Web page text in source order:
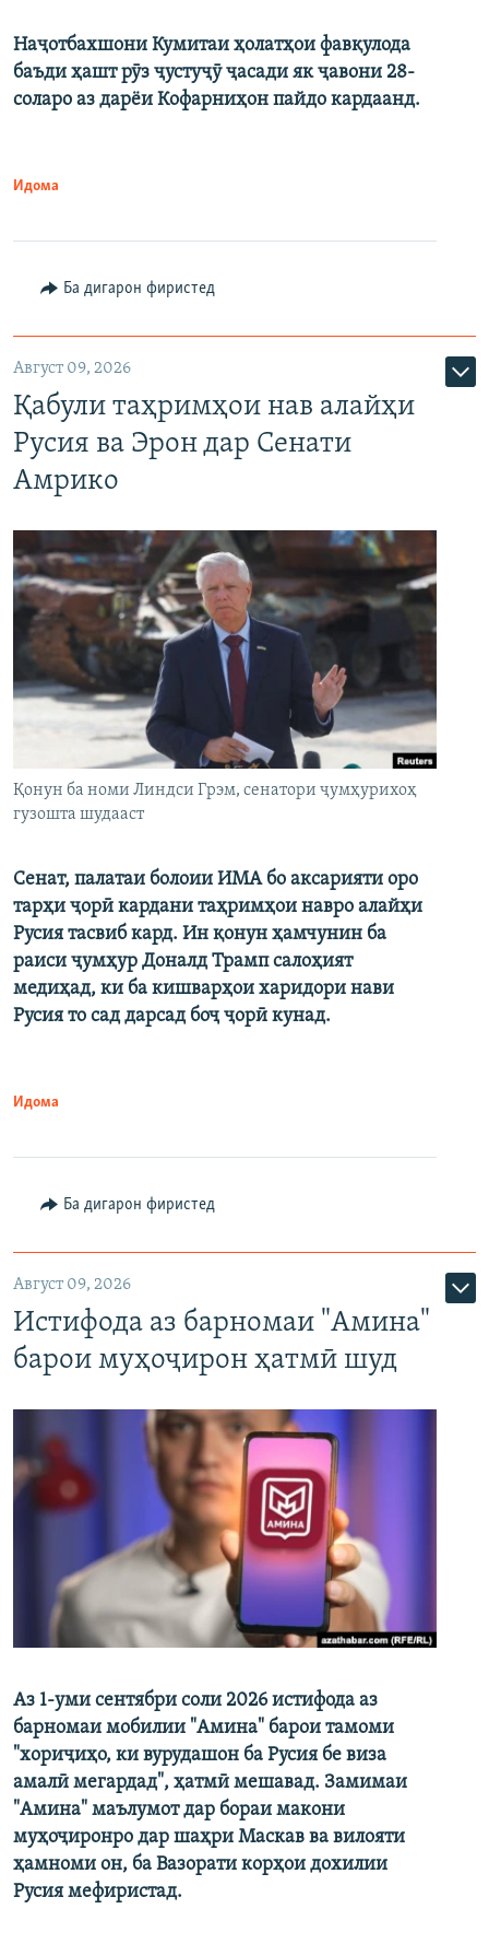
Наҷотбахшони Кумитаи ҳолатҳои фавқулода
баъди ҳашт рӯз ҷустуҷӯ ҷасади як ҷавони 28-
соларо аз дарёи Кофарниҳон пайдо кардаанд.
Идома
Ба дигарон фиристед
Август 09, 2026
Қабули таҳримҳои нав алайҳи
Русия ва Эрон дар Сенати
Амрико
Қонун ба номи Линдси Грэм, сенатори ҷумҳурихоҳ
гузошта шудааст
Сенат, палатаи болоии ИМА бо аксарияти оро
тарҳи ҷорӣ кардани таҳримҳои навро алайҳи
Русия тасвиб кард. Ин қонун ҳамчунин ба
раиси ҷумҳур Доналд Трамп салоҳият
медиҳад, ки ба кишварҳои харидори нави
Русия то сад дарсад боҷ ҷорӣ кунад.
Идома
Ба дигарон фиристед
Август 09, 2026
Истифода аз барномаи "Амина"
барои муҳоҷирон ҳатмӣ шуд
Аз 1-уми сентябри соли 2026 истифода аз
барномаи мобилии "Амина" барои тамоми
"хориҷиҳо, ки вурудашон ба Русия бе виза
амалӣ мегардад", ҳатмӣ мешавад. Замимаи
"Амина" маълумот дар бораи макони
муҳоҷиронро дар шаҳри Маскав ва вилояти
ҳамноми он, ба Вазорати корҳои дохилии
Русия мефиристад.